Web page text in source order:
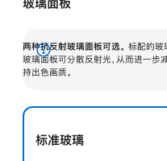
两种抗反射玻璃面板可选。 标配的玻
玻璃面板可分散反射光，从而进一步
持出色画质。
展
开
标准玻璃